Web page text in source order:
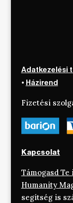
Adatkezelési
• Házirend
Fizetési
Kapcsolat
Támogasd
Humanity
segítség is